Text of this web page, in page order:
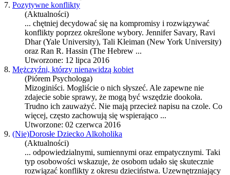
7. Pozytywne konflikty
(Aktualności)
... chętniej decydować się na kompromisy i rozwiązywać
konflikty poprzez określone wybory. Jennifer Savary, Ravi
Dhar (Yale University), Tali Kleiman (New York University)
oraz Ran R. Hassin (The Hebrew ...
Utworzone: 12 lipca 2016
8. Mężczyźni, którzy nienawidzą kobiet
(Piórem Psychologa)
Mizoginiści. Mogliście o nich słyszeć. Ale zapewne nie
zdajecie sobie sprawy, że mogą być wszędzie dookoła.
Trudno ich zauważyć. Nie mają przecież napisu na czole. Co
więcej, często zachowują się wspierająco ...
Utworzone: 02 czerwca 2016
9. (Nie)Dorosłe Dziecko Alkoholika
(Aktualności)
... odpowiedzialnymi, sumiennymi oraz empatycznymi. Taki
typ osobowości wskazuje, że osobom udało się skutecznie
rozwiązać konflikty z okresu dzieciństwa. Uzewnętrzniający